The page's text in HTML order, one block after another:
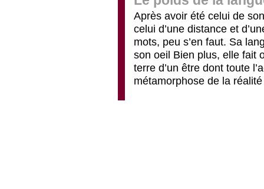
Après avoir été celui de
celui d’une distance et
mots, peu s’en faut. Sa
son oeil Bien plus, elle fait
terre d’un être dont toute
métamorphose de la